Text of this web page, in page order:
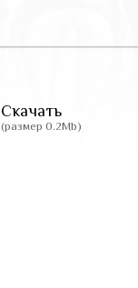
Скачать
(размер 0.2Mb)